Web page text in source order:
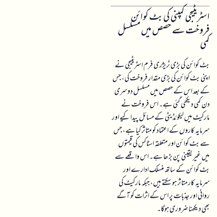
اسٹریٹیجی کمپنی کی بٹ کوائن
فروخت سے حصص میں مسلسل
کمی
بٹ کوائن کی بڑی ٹریژری فرم اسٹریٹیجی نے
اپنی بٹ کوائن کی بڑی مقدار فروخت کی، جس
کے بعد اس کے حصص میں مسلسل دوسری
دن کمی دیکھی گئی ہے۔ اس فروخت نے
مارکیٹ میں لیکوئڈیٹی کے مسائل پیدا کیے اور
سرمایہ کاروں کے اعتماد کو متاثر کیا ہے، جس
سے بٹ کوائن اور متعلقہ اسٹاکس کی قیمتوں
میں غیر یقینی پن بڑھا ہے۔ اس واقعے سے
بٹ کوائن کے ساتھ منسلک ادارے اور
سرمایہ کار متاثر ہو سکتے ہیں، جبکہ مارکیٹ کی
روانی اور جذبات پر اس کے اثرات کو آگے
بھی دیکھنا ضروری ہوگا۔